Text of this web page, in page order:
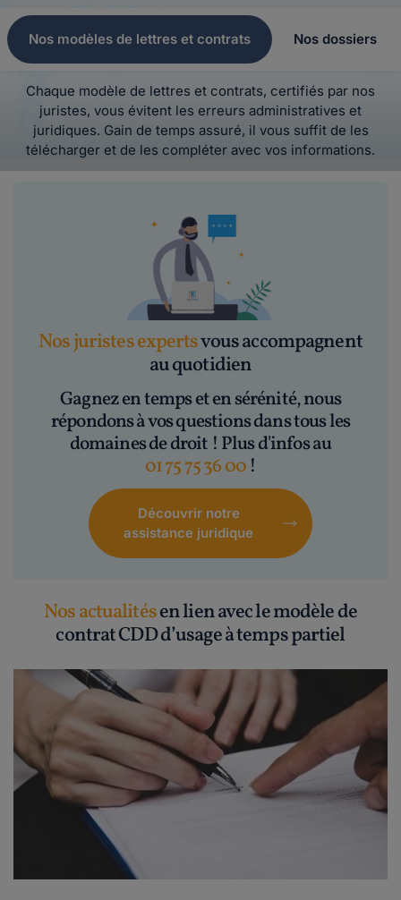
Nos modèles de lettres et contrats Nos dossiers
Chaque modèle de lettres et contrats, certifiés par nos
juristes, vous évitent les erreurs administratives et
juridiques. Gain de temps assuré, il vous suffit de les
télécharger et de les compléter avec vos informations.
Nos juristes expertsvous accompagnent
au quotidien
Gagnez en temps et en sérénité, nous
répondons à vos questions dans tous les
domaines de droit ! Plus d'infos au
01 75 75 36 00 !
Découvrir notre
assistance juridique
Nos actualitésen lien avec le modèle de
contrat CDD d’usage à temps partiel